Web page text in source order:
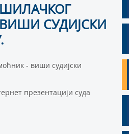
СУДИЈСКИ
- виши судијски
презентацији суда